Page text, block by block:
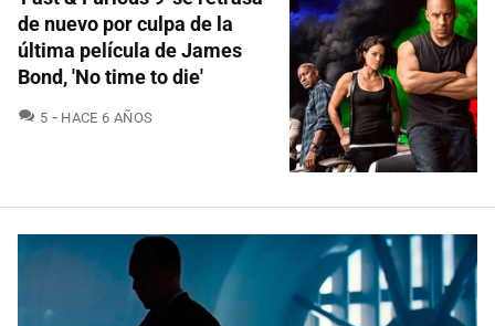
de nuevo por culpa de la
última película de James
Bond, 'No time to die'
5 COMENTARIOS
HACE 6 AÑOS